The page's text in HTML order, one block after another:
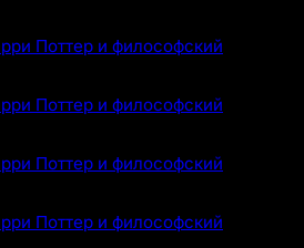
Поттер и философский
Поттер и философский
Поттер и философский
Поттер и философский